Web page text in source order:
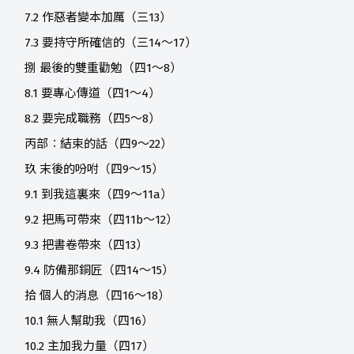
7.2 作惡者變本加厲（三13）
7.3 要持守所確信的（三14～17）
捌 最後的雙重勸勉（四1～8）
8.1 要專心傳道（四1～4）
8.2 要完成職務（四5～8）
丙部︰結束的話（四9～22）
玖 末後的吩咐（四9～15）
9.1 到我這裏來（四9～11a）
9.2 把馬可帶來（四11b～12）
9.3 把書卷帶來（四13）
9.4 防備那銅匠（四14～15）
拾 個人的消息（四16～18）
10.1 無人幫助我（四16）
10.2 主加我力量（四17）